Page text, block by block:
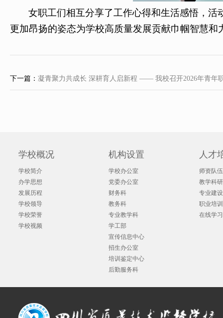
女职工们相互分享了工作心得和生活感悟，
更加昂扬的姿态为学校高质量发展贡献巾帼智慧和
下一篇： 凝青聚力共成长 深耕育人启新程 —— 我校召开2026年青年
学校概况
学校简介
办学思想
发展历程
学校领导
学校荣誉
学校视频
机构设置
学校办公室
党委办公室
财务科
教务科
专业教学科
学工部
宣传信息中心
招生办公室
培训鉴定中心
后勤服务科
人才
师资队伍
教学科研
专业建设
职业培训
在线学习